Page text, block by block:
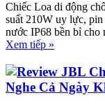
Chiếc Loa di động
suất 210W uy lực,
nước IP68 bền bỉ cho
Xem tiếp »
Review JBL
Nghe Cả Ngày